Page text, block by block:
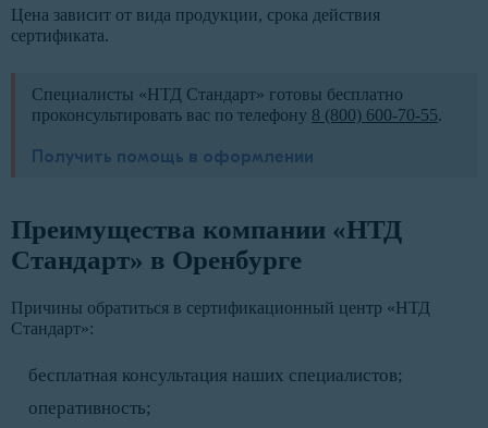
Цена зависит от вида продукции, срока действия
сертификата.
Специалисты «НТД Стандарт» готовы бесплатно
проконсультировать вас по телефону 8 (800) 600-70-55.
Получить помощь в оформлении
Преимущества компании «НТД
Стандарт» в Оренбурге
Причины обратиться в сертификационный центр «НТД
Стандарт»:
бесплатная консультация наших специалистов;
оперативность;